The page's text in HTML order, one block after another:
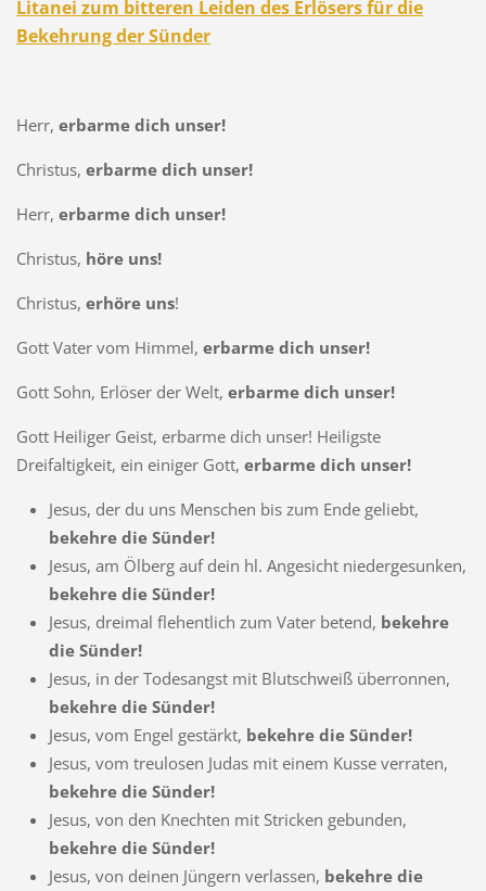
Litanei zum bitteren Leiden des Erlösers für die
Bekehrung der Sünder
Herr, erbarme dich unser!
Christus, erbarme dich unser!
Herr, erbarme dich unser!
Christus, höre uns!
Christus, erhöre uns!
Gott Vater vom Himmel, erbarme dich unser!
Gott Sohn, Erlöser der Welt, erbarme dich unser!
Gott Heiliger Geist, erbarme dich unser! Heiligste
Dreifaltigkeit, ein einiger Gott, erbarme dich unser!
Jesus, der du uns Menschen bis zum Ende geliebt,
bekehre die Sünder!
Jesus, am Ölberg auf dein hl. Angesicht niedergesunken,
bekehre die Sünder!
Jesus, dreimal flehentlich zum Vater betend, bekehre
die Sünder!
Jesus, in der Todesangst mit Blutschweiß überronnen,
bekehre die Sünder!
Jesus, vom Engel gestärkt, bekehre die Sünder!
Jesus, vom treulosen Judas mit einem Kusse verraten,
bekehre die Sünder!
Jesus, von den Knechten mit Stricken gebunden,
bekehre die Sünder!
Jesus, von deinen Jüngern verlassen, bekehre die